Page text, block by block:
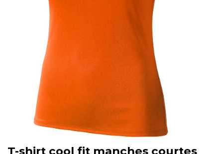
T-shirt cool fit manches courtes